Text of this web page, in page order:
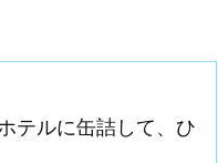
テルに缶詰して、ひ